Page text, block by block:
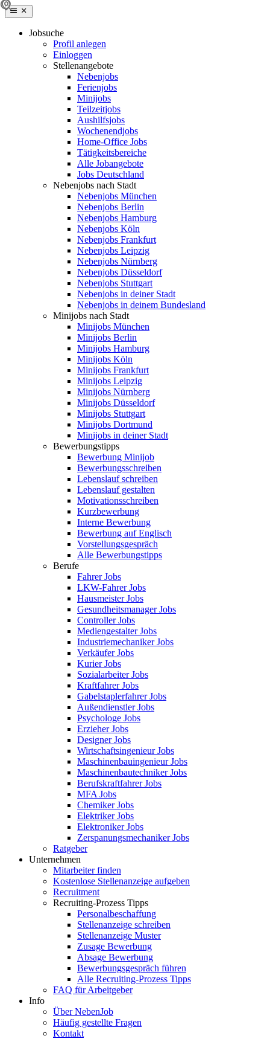
Jobsuche
Profil anlegen
Einloggen
Stellenangebote
Nebenjobs
Ferienjobs
Minijobs
Teilzeitjobs
Aushilfsjobs
Wochenendjobs
Home-Office Jobs
Tätigkeitsbereiche
Alle Jobangebote
Jobs Deutschland
Nebenjobs nach Stadt
Nebenjobs München
Nebenjobs Berlin
Nebenjobs Hamburg
Nebenjobs Köln
Nebenjobs Frankfurt
Nebenjobs Leipzig
Nebenjobs Nürnberg
Nebenjobs Düsseldorf
Nebenjobs Stuttgart
Nebenjobs in deiner Stadt
Nebenjobs in deinem Bundesland
Minijobs nach Stadt
Minijobs München
Minijobs Berlin
Minijobs Hamburg
Minijobs Köln
Minijobs Frankfurt
Minijobs Leipzig
Minijobs Nürnberg
Minijobs Düsseldorf
Minijobs Stuttgart
Minijobs Dortmund
Minijobs in deiner Stadt
Bewerbungstipps
Bewerbung Minijob
Bewerbungsschreiben
Lebenslauf schreiben
Lebenslauf gestalten
Motivationsschreiben
Kurzbewerbung
Interne Bewerbung
Bewerbung auf Englisch
Vorstellungsgespräch
Alle Bewerbungstipps
Berufe
Fahrer Jobs
LKW-Fahrer Jobs
Hausmeister Jobs
Gesundheitsmanager Jobs
Controller Jobs
Mediengestalter Jobs
Industriemechaniker Jobs
Verkäufer Jobs
Kurier Jobs
Sozialarbeiter Jobs
Kraftfahrer Jobs
Gabelstaplerfahrer Jobs
Außendienstler Jobs
Psychologe Jobs
Erzieher Jobs
Designer Jobs
Wirtschaftsingenieur Jobs
Maschinenbauingenieur Jobs
Maschinenbautechniker Jobs
Berufskraftfahrer Jobs
MFA Jobs
Chemiker Jobs
Elektriker Jobs
Elektroniker Jobs
Zerspanungsmechaniker Jobs
Ratgeber
Unternehmen
Mitarbeiter finden
Kostenlose Stellenanzeige aufgeben
Recruitment
Recruiting-Prozess Tipps
Personalbeschaffung
Stellenanzeige schreiben
Stellenanzeige Muster
Zusage Bewerbung
Absage Bewerbung
Bewerbungsgespräch führen
Alle Recruiting-Prozess Tipps
FAQ für Arbeitgeber
Info
Über NebenJob
Häufig gestellte Fragen
Kontakt